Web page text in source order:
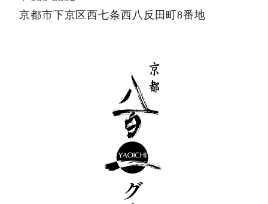
京都市下京区西七条西八反田町8番地